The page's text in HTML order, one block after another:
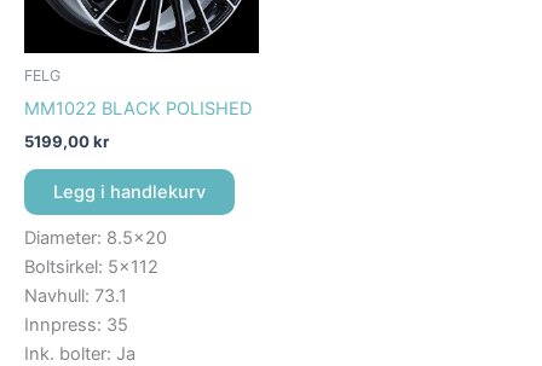
FELG
MM1022 BLACK POLISHED
5199,00kr
Legg i handlekurv
Diameter: 8.5×20
Boltsirkel: 5×112
Navhull: 73.1
Innpress: 35
Ink. bolter: Ja